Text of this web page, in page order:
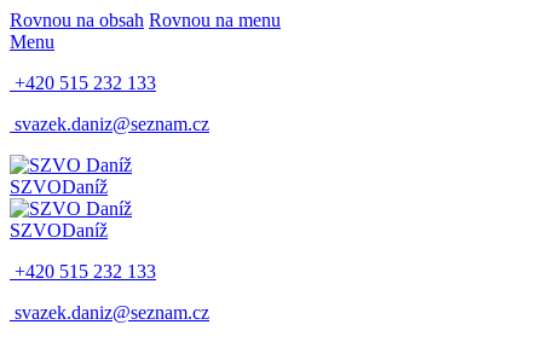
Rovnou na obsah Rovnou na menu
Menu
+420 515 232 133
svazek.daniz@seznam.cz
SZVODaníž
SZVODaníž
+420 515 232 133
svazek.daniz@seznam.cz